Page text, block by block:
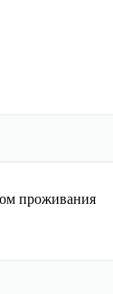
проживания